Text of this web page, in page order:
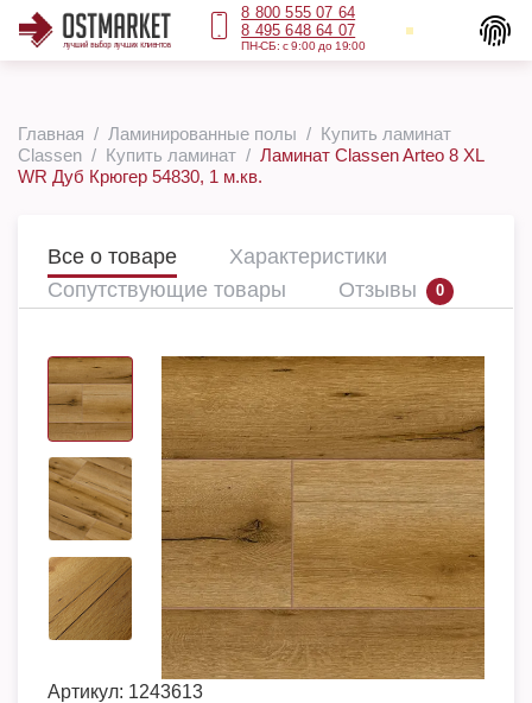
8 800 555 07 64
8 495 648 64 07
ПН-СБ: с 9:00 до 19:00
Главная Ламинированные полы
Купить ламинат
Classen
Купить ламинат
Ламинат Classen Arteo 8 XL
WR Дуб Крюгер 54830, 1 м.кв.
Все о товаре
Характеристики
Сопутствующие товары
Отзывы 0
Артикул: 1243613